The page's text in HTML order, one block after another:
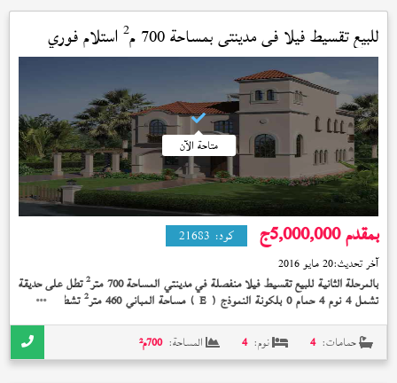
للبيع تقسيط فيلا فيمدينتيبمساحة 700 م 2 استلام فوري
متاحة الآن
بمقدم 5,000,000 ج كود: 21683
آخر تحديث:20 مايو 2016
بالمرحلة الثانية للبيع تقسيط فيلا منفصلة في مدينتي المساحة 700 متر 2تطل على حديقة
تشمل 4 نوم 4 حمام 0 بلكونة النموذج ( E) مساحة المباني 460 متر 2تشطيب الشركة
حمامات: 4 نوم: 4 المساحة: 700م²